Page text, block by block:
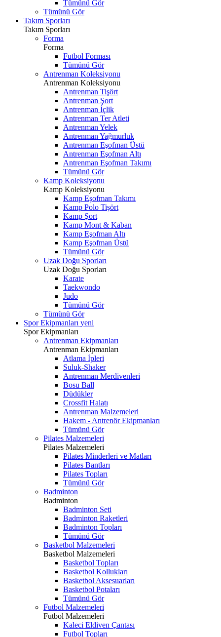
Tümünü Gör
Tümünü Gör
Takım Sporları
Takım Sporları
Forma
Forma
Futbol Forması
Tümünü Gör
Antrenman Koleksiyonu
Antrenman Koleksiyonu
Antrenman Tişört
Antrenman Şort
Antrenman İçlik
Antrenman Ter Atleti
Antrenman Yelek
Antrenman Yağmurluk
Antrenman Eşofman Üstü
Antrenman Eşofman Altı
Antrenman Eşofman Takımı
Tümünü Gör
Kamp Koleksiyonu
Kamp Koleksiyonu
Kamp Eşofman Takımı
Kamp Polo Tişört
Kamp Şort
Kamp Mont & Kaban
Kamp Eşofman Altı
Kamp Eşofman Üstü
Tümünü Gör
Uzak Doğu Sporları
Uzak Doğu Sporları
Karate
Taekwondo
Judo
Tümünü Gör
Tümünü Gör
Spor Ekipmanları yeni
Spor Ekipmanları
Antrenman Ekipmanları
Antrenman Ekipmanları
Atlama İpleri
Suluk-Shaker
Antrenman Merdivenleri
Bosu Ball
Düdükler
Crossfit Halatı
Antrenman Malzemeleri
Hakem - Antrenör Ekipmanları
Tümünü Gör
Pilates Malzemeleri
Pilates Malzemeleri
Pilates Minderleri ve Matları
Pilates Bantları
Pilates Topları
Tümünü Gör
Badminton
Badminton
Badminton Seti
Badminton Raketleri
Badminton Topları
Tümünü Gör
Basketbol Malzemeleri
Basketbol Malzemeleri
Basketbol Topları
Basketbol Kollukları
Basketbol Aksesuarları
Basketbol Potaları
Tümünü Gör
Futbol Malzemeleri
Futbol Malzemeleri
Kaleci Eldiven Çantası
Futbol Topları